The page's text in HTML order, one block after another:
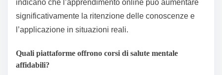
indicano che l’apprendimento online può aumentare
significativamente la ritenzione delle conoscenze e
l’applicazione in situazioni reali.
Quali piattaforme offrono corsi di salute mentale
affidabili?